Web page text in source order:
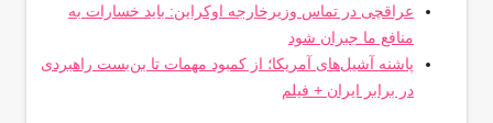
عراقچی در تماس وزیرخارجه اوکراین: باید خسارات به
منافع ما جبران شود
پاشنه آشیل‌های آمریکا؛ از کمبود مهمات تا بن‌بست راهبردی
در برابر ایران + فیلم